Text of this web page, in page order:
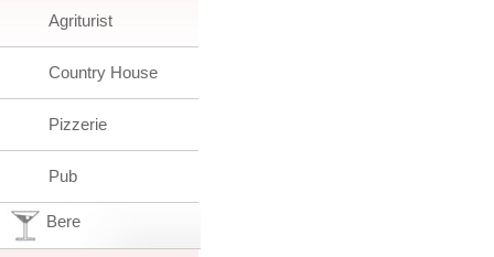
Agriturist
Country House
Pizzerie
Pub
Bere